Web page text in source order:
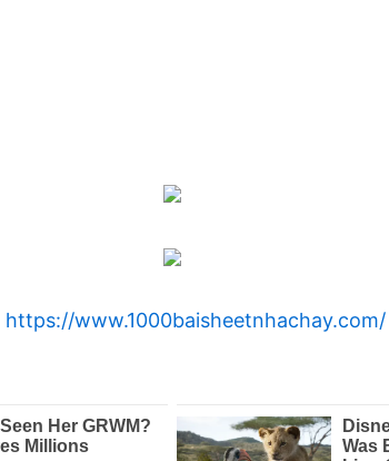
https://www.1000baisheetnhachay.com/